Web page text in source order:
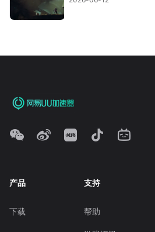
产品
下载
支持
帮助